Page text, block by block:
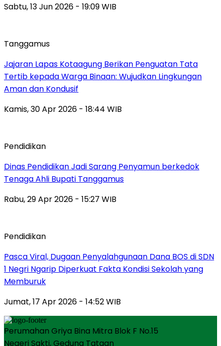
Sabtu, 13 Jun 2026 - 19:09 WIB
Tanggamus
Jajaran Lapas Kotaagung Berikan Penguatan Tata
Tertib kepada Warga Binaan: Wujudkan Lingkungan
Aman dan Kondusif
Kamis, 30 Apr 2026 - 18:44 WIB
Pendidikan
Dinas Pendidikan Jadi Sarang Penyamun berkedok
Tenaga Ahli Bupati Tanggamus
Rabu, 29 Apr 2026 - 15:27 WIB
Pendidikan
Pasca Viral, Dugaan Penyalahgunaan Dana BOS di SDN
1 Negri Ngarip Diperkuat Fakta Kondisi Sekolah yang
Memburuk
Jumat, 17 Apr 2026 - 14:52 WIB
Perumahan Griya Bina Mitra Blok F No.15
Negeri Sakti, Gedung Tataan